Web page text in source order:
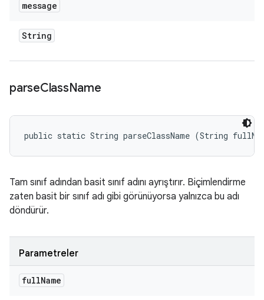
message
String
parseClassName
public static String parseClassName (String
Tam sınıf adından basit sınıf adını ayrıştırır. Biçimlendirme
zaten basit bir sınıf adı gibi görünüyorsa yalnızca bu adı
döndürür.
Parametreler
fullName